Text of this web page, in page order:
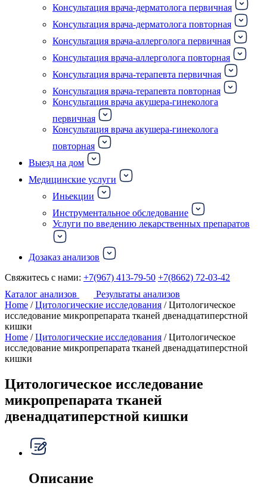
Консультация врача-дерматолога первичная
Консультация врача-дерматолога повторная
Консультация врача-аллерголога первичная
Консультация врача-аллерголога повторная
Консультация врача-терапевта первичная
Консультация врача-терапевта повторная
Консультация врача акушера-гинеколога
первичная
Консультация врача акушера-гинеколога
повторная
Выезд на дом
Медицинские услуги
Иньекции
Инструментальное обследование
Услуги по введению лекарственных препаратов
Дозаказ анализов
Свяжитесь с нами: +7(967) 413-79-50 +7(8662) 72-03-42
Каталог анализов
Результаты анализов
Home /Цитологические исследования / Цитологическое
исследование микропрепарата тканей двенадцатиперстной
кишки
Home /Цитологические исследования / Цитологическое
исследование микропрепарата тканей двенадцатиперстной
кишки
Цитологическое исследование
микропрепарата тканей
двенадцатиперстной кишки
Описание